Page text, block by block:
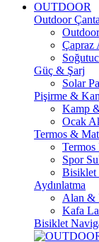
OUTDOOR
Outdoor Çanta
Outdoor
Çapraz
Güç & Şarj
Solar
Pişirme &
Kamp
Ocak
Termos &
Termos
Spor
Bisiklet
Aydınlatma
Alan &
Kafa
Bisiklet